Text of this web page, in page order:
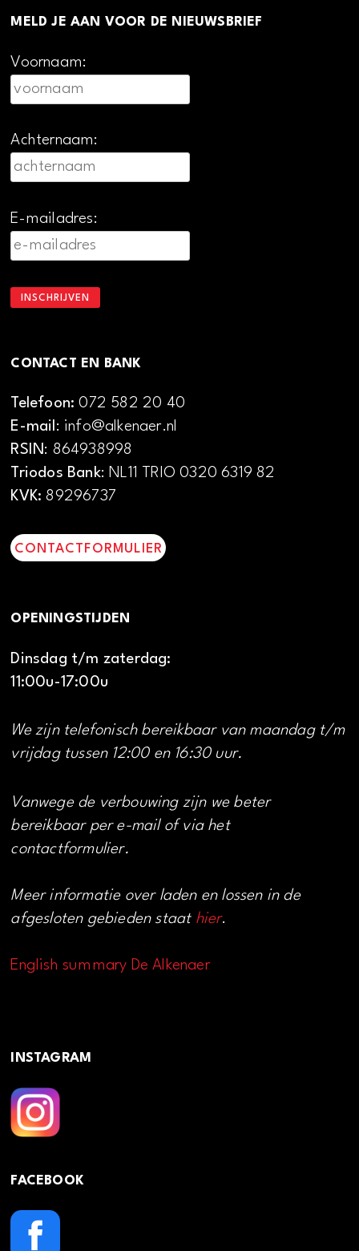
MELD JE AAN VOOR DE NIEUWSBRIEF
Voornaam:
Achternaam:
E-mailadres:
CONTACT EN BANK
Telefoon:072 582 20 40
E-mail: info@alkenaer.nl
RSIN: 864938998
Triodos Bank: NL11 TRIO 0320 6319 82
KVK: 89296737
CONTACTFORMULIER
OPENINGSTIJDEN
Dinsdag t/m zaterdag:
11:00u-17:00u
We zijn telefonisch bereikbaar van maandag t/m
vrijdag tussen 12:00 en 16:30 uur.
Vanwege de verbouwing zijn we beter
bereikbaar per e-mail of via het
contactformulier.
Meer informatie over laden en lossen in de
afgesloten gebieden staat hier.
English summary De Alkenaer
INSTAGRAM
FACEBOOK